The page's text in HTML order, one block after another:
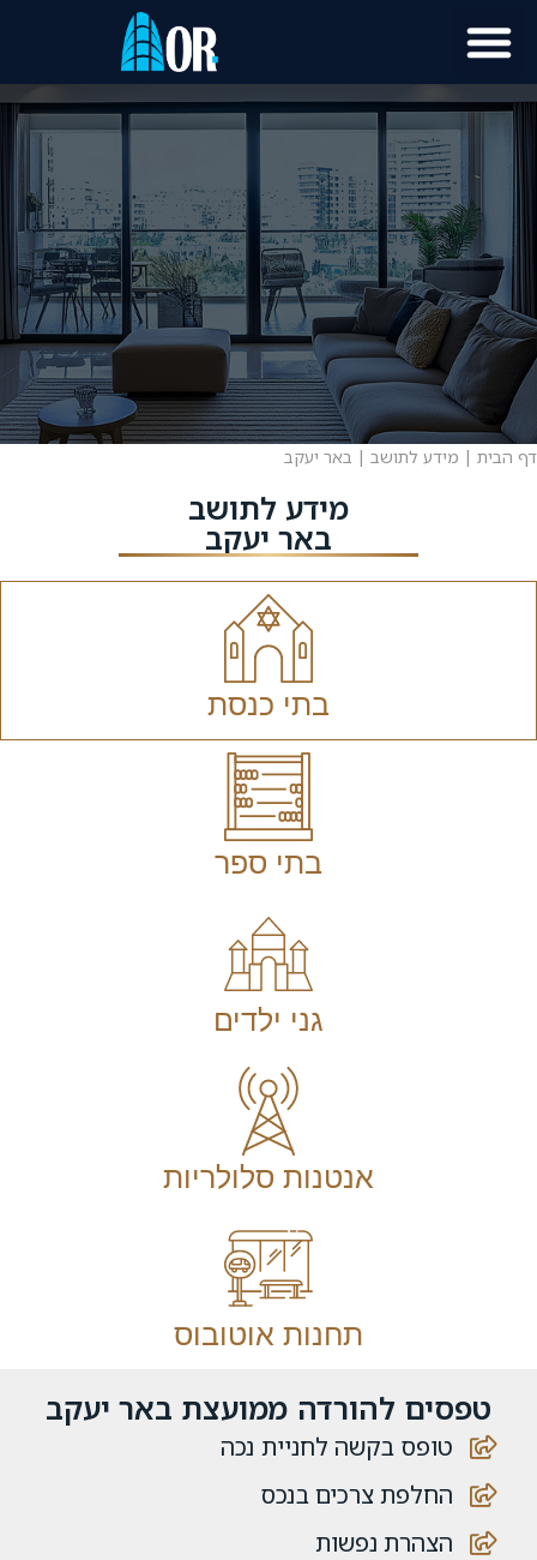
דף הבית | מידע לתושב | באר יעקב
מידע לתושב
באר יעקב
בתי כנסת
בתי ספר
גני ילדים
אנטנות סלולריות
תחנות אוטובוס
טפסים להורדה ממועצת באר יעקב
טופס בקשה לחניית נכה
החלפת צרכים בנכס
הצהרת נפשות